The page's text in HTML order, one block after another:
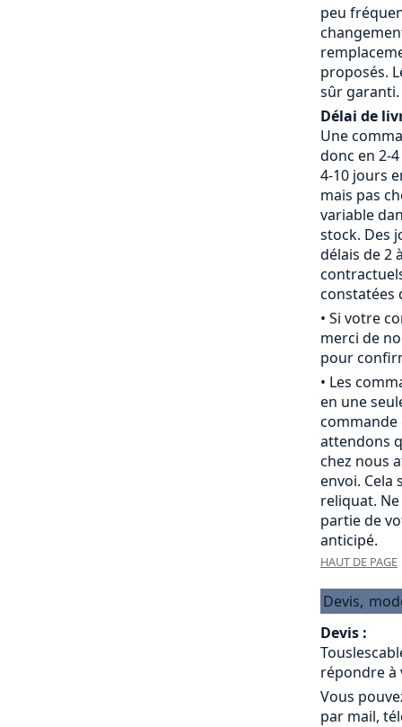
peu
proposés.
sûr garanti.
Délai de
Une
donc en 2-
4-10 jours
mais pas
variable
stock. Des
délais de 2
constatées
• Si votre
merci de
pour
• Les
en une
attendons
chez nous
envoi. Cela
reliquat.
partie de
anticipé.
HAUT DE PAGE
Devis,
Devis :
répondre à
Vous
par mail,